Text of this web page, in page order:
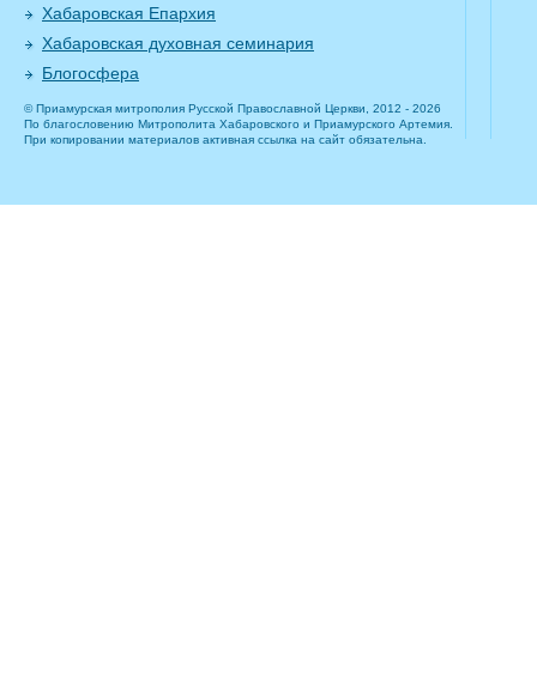
Хабаровская Епархия
Хабаровская духовная семинария
Блогосфера
© Приамурская митрополия Русской Православной Церкви, 2012 - 2026
По благословению Митрополита Хабаровского и Приамурского Артемия.
При копировании материалов активная ссылка на сайт обязательна.